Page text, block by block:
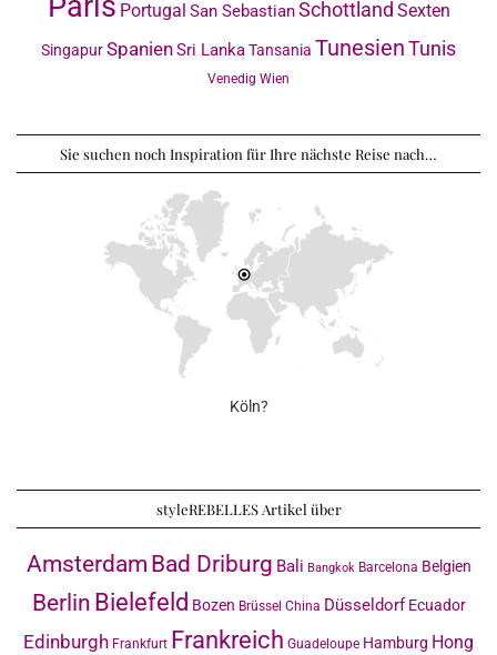
Portugal San SebastianSchottland Sexten
SingapurSpanienSri Lanka Tansania TunesienTunis
Venedig Wien
Sie suchen noch Inspiration für Ihre nächste Reise nach…
Köln?
styleREBELLES Artikel über
Amsterdam Bad Driburg Bali Bangkok Barcelona Belgien
Berlin Bielefeld Bozen Brüssel China Düsseldorf Ecuador
Edinburgh Frankfurt Frankreich Guadeloupe Hamburg Hong